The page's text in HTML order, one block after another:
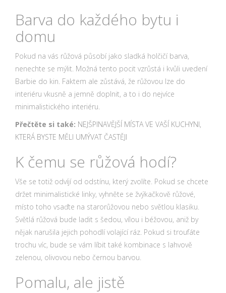
Barva do každého bytu i
domu
Pokud na vás růžová působí jako sladká holčičí barva,
nenechte se mýlit. Možná tento pocit vzrůstá i kvůli uvedení
Barbie do kin. Faktem ale zůstává, že růžovou lze do
interiéru vkusně a jemně doplnit, a to i do nejvíce
minimalistického interiéru.
Přečtěte si také: NEJŠPINAVĚJŠÍ MÍSTA VE VAŠÍ KUCHYNI,
KTERÁ BYSTE MĚLI UMÝVAT ČASTĚJI
K čemu se růžová hodí?
Vše se totiž odvíjí od odstínu, který zvolíte. Pokud se chcete
držet minimalistické linky, vyhněte se žvýkačkově růžové,
místo toho vsaďte na starorůžovou nebo světlou klasiku.
Světlá růžová bude ladit s šedou, vílou i béžovou, aniž by
nějak narušila jejich pohodlí volající ráz. Pokud si troufáte
trochu víc, bude se vám líbit také kombinace s lahvově
zelenou, olivovou nebo černou barvou.
Pomalu, ale jistě